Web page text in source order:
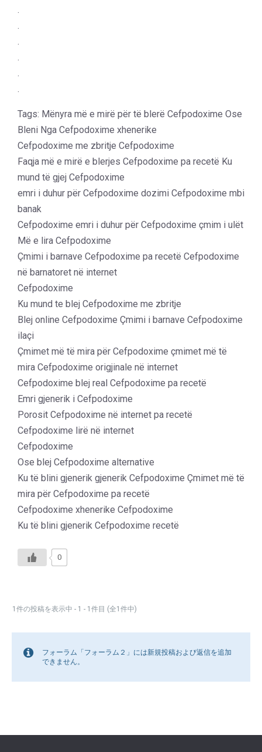
.
.
.
.
.
.
Tags: Mënyra më e mirë për të blerë Cefpodoxime Ose
Bleni Nga Cefpodoxime xhenerike
Cefpodoxime me zbritje Cefpodoxime
Faqja më e mirë e blerjes Cefpodoxime pa recetë Ku
mund të gjej Cefpodoxime
emri i duhur për Cefpodoxime dozimi Cefpodoxime mbi
banak
Cefpodoxime emri i duhur për Cefpodoxime çmim i ulët
Më e lira Cefpodoxime
Çmimi i barnave Cefpodoxime pa recetë Cefpodoxime
në barnatoret në internet
Cefpodoxime
Ku mund te blej Cefpodoxime me zbritje
Blej online Cefpodoxime Çmimi i barnave Cefpodoxime
ilaçi
Çmimet më të mira për Cefpodoxime çmimet më të
mira Cefpodoxime origjinale në internet
Cefpodoxime blej real Cefpodoxime pa recetë
Emri gjenerik i Cefpodoxime
Porosit Cefpodoxime në internet pa recetë
Cefpodoxime lirë në internet
Cefpodoxime
Ose blej Cefpodoxime alternative
Ku të blini gjenerik gjenerik Cefpodoxime Çmimet më të
mira për Cefpodoxime pa recetë
Cefpodoxime xhenerike Cefpodoxime
Ku të blini gjenerik Cefpodoxime recetë
0
1件の投稿を表示中 - 1 - 1件目 (全1件中)
フォーラム「フォーラム２」には新規投稿および返信を追加
できません。